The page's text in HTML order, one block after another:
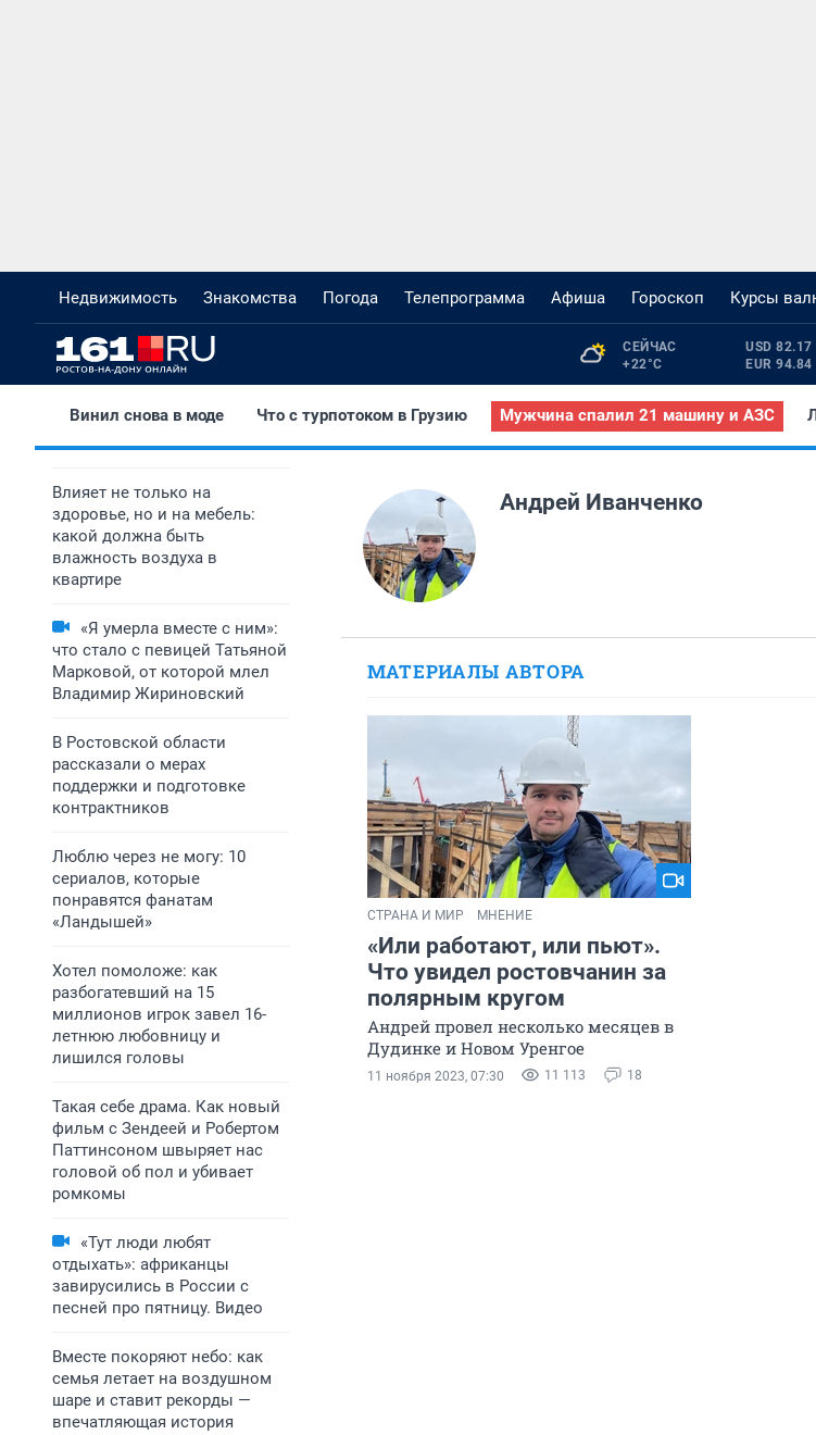
Недвижимость Знакомства Погода Телепрограмма Афиша Гороскоп Курсы
СЕЙЧАС
+22°С
USD 82.17
EUR 94.84
Винил снова в моде Что с турпотоком в Грузию Мужчина спалил 21 машину и АЗС
Влияет не только на
здоровье, но и на мебель:
какой должна быть
влажность воздуха в
квартире
«Я умерла вместе с ним»:
что стало с певицей Татьяной
Марковой, от которой млел
Владимир Жириновский
В Ростовской области
рассказали о мерах
поддержки и подготовке
контрактников
Люблю через не могу: 10
сериалов, которые
понравятся фанатам
«Ландышей»
Хотел помоложе: как
разбогатевший на 15
миллионов игрок завел 16-
летнюю любовницу и
лишился головы
Такая себе драма. Как новый
фильм с Зендеей и Робертом
Паттинсоном швыряет нас
головой об пол и убивает
ромкомы
«Тут люди любят
отдыхать»: африканцы
завирусились в России с
песней про пятницу. Видео
Вместе покоряют небо: как
семья летает на воздушном
шаре и ставит рекорды —
впечатляющая история
Андрей Иванченко
МАТЕРИАЛЫ АВТОРА
СТРАНА И МИР МНЕНИЕ
«Или работают, или пьют».
Что увидел ростовчанин за
полярным кругом
Андрей провел несколько месяцев в
Дудинке и Новом Уренгое
11 113 18
11 ноября 2023, 07:30